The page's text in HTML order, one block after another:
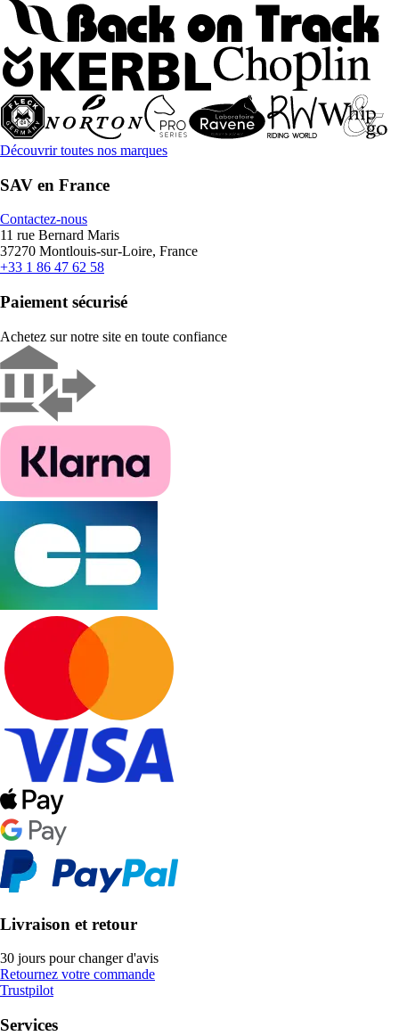
Découvrir toutes nos marques
SAV en France
Contactez-nous
11 rue Bernard Maris
37270 Montlouis-sur-Loire, France
+33 1 86 47 62 58
Paiement sécurisé
Achetez sur notre site en toute confiance
Livraison et retour
30 jours pour changer d'avis
Retournez votre commande
Trustpilot
Services